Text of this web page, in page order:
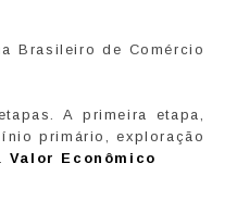
Brasileiro de Comércio
A primeira etapa,
primário, exploração
Valor Econômico